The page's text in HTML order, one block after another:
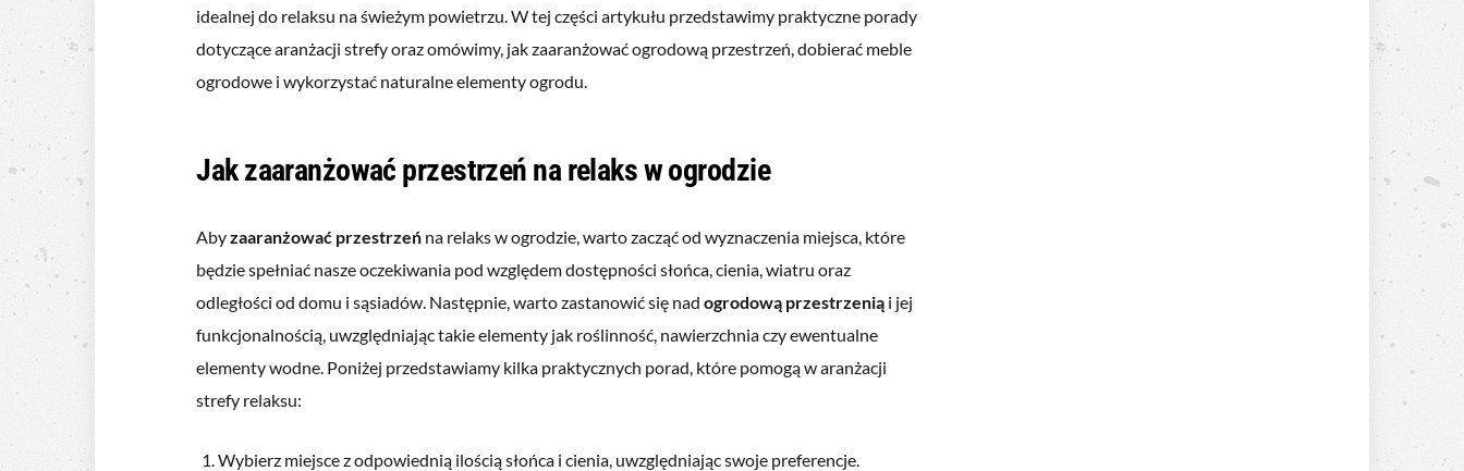
idealnej do relaksu na świeżym powietrzu. W tej części artykułu przedstawimy praktyczne porady
dotyczące aranżacji strefy oraz omówimy, jak zaaranżować ogrodową przestrzeń, dobierać meble
ogrodowe i wykorzystać naturalne elementy ogrodu.
Jak zaaranżować przestrzeń na relaks w ogrodzie
Abyzaaranżować przestrzeń na relaks w ogrodzie, warto zacząć od wyznaczenia miejsca, które
będzie spełniać nasze oczekiwania pod względem dostępności słońca, cienia, wiatru oraz
odległości od domu i sąsiadów. Następnie, warto zastanowić się nadogrodową przestrzenią i jej
funkcjonalnością, uwzględniając takie elementy jak roślinność, nawierzchnia czy ewentualne
elementy wodne. Poniżej przedstawiamy kilka praktycznych porad, które pomogą w aranżacji
strefy relaksu:
Wybierz miejsce z odpowiednią ilością słońca i cienia, uwzględniając swoje preferencje.